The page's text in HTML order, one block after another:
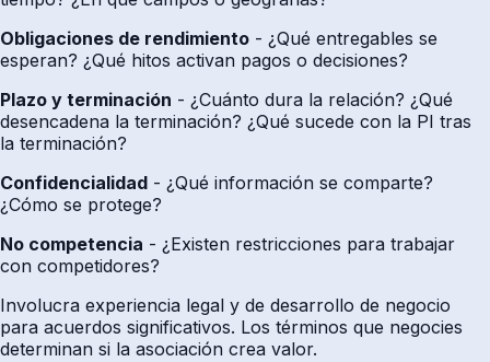
Obligaciones de rendimiento - ¿Qué entregables se
esperan? ¿Qué hitos activan pagos o decisiones?
Plazo y terminación - ¿Cuánto dura la relación? ¿Qué
desencadena la terminación? ¿Qué sucede con la PI tras
la terminación?
Confidencialidad - ¿Qué información se comparte?
¿Cómo se protege?
No competencia - ¿Existen restricciones para trabajar
con competidores?
Involucra experiencia legal y de desarrollo de negocio
para acuerdos significativos. Los términos que negocies
determinan si la asociación crea valor.